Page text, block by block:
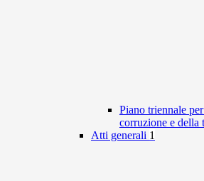
Piano triennale
corruzione e della
Atti generali 1